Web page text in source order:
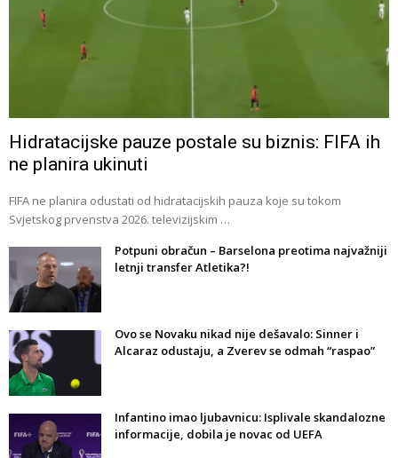
Hidratacijske pauze postale su biznis: FIFA ih
ne planira ukinuti
FIFA ne planira odustati od hidratacijskih pauza koje su tokom
Svjetskog prvenstva 2026. televizijskim …
Potpuni obračun – Barselona preotima najvažniji
letnji transfer Atletika?!
Ovo se Novaku nikad nije dešavalo: Sinner i
Alcaraz odustaju, a Zverev se odmah “raspao”
Infantino imao ljubavnicu: Isplivale skandalozne
informacije, dobila je novac od UEFA